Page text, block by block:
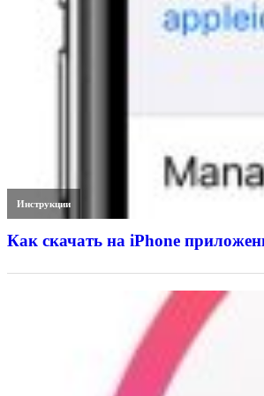
Инструкции
Как скачать на iPhone